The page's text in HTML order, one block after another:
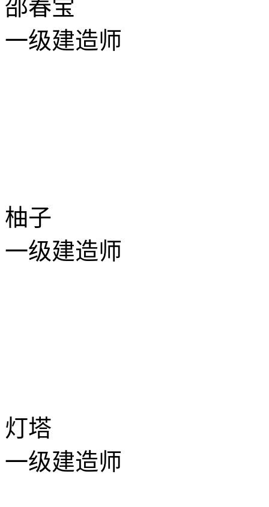
邵春宝
一级建造师
柚子
一级建造师
灯塔
一级建造师